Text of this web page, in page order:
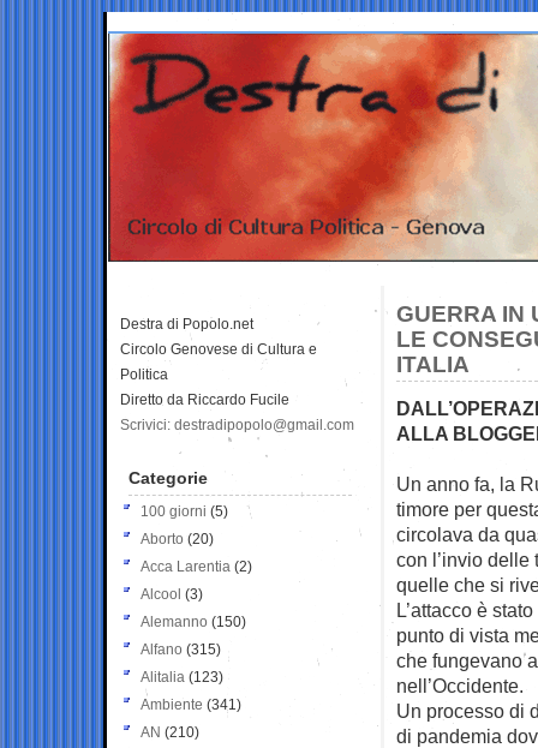
GUERRA IN
LE
ITALIA
ALLA
Un anno fa, la
timore per
circolava da
con l’invio delle
quelle che si
L’attacco è
punto di vista
che fungevano
nell’Occidente.
Un processo di
di pandemia
Destra di Popolo.net
Circolo Genovese di Cultura e
Politica
Diretto da Riccardo Fucile
Scrivici: destradipopolo@gmail.com
Categorie
100 giorni (5)
Aborto (20)
Acca Larentia (2)
Alcool (3)
Alemanno (150)
Alfano (315)
Alitalia (123)
Ambiente (341)
AN (210)